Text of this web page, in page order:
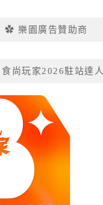
✿ 樂園廣告贊助商
尚玩家2026駐站達人